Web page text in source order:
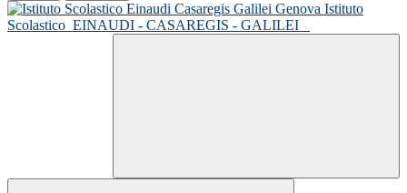
Istituto
Scolastico EINAUDI - CASAREGIS - GALILEI